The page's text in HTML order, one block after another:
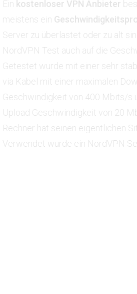
Ein kostenloser VPN Anbieter
meistens ein
Server zu überlastet oder zu alt
NordVPN Test auch auf die
Getestet wurde mit einer sehr
via Kabel mit einer maximalen
Geschwindigkeit von 400 Mbits/s
Upload Geschwindigkeit von 20
Rechner hat seinen eigentlichen
Verwendet wurde ein NordVPN